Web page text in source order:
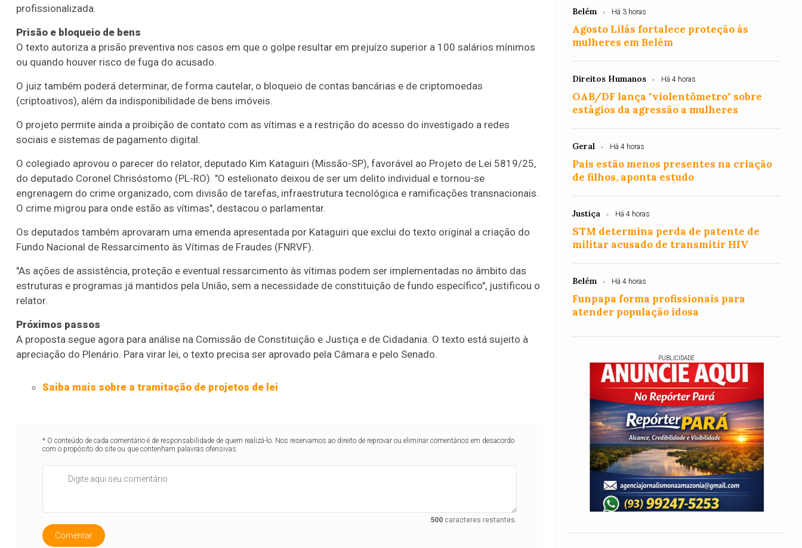
profissionalizada.
Prisão e bloqueio de bens
O texto autoriza a prisão preventiva nos casos em que o golpe resultar em prejuízo superior a 100 salários mínimos
ou quando houver risco de fuga do acusado.
O juiz também poderá determinar, de forma cautelar, o bloqueio de contas bancárias e de criptomoedas
(criptoativos), além da indisponibilidade de bens imóveis.
O projeto permite ainda a proibição de contato com as vítimas e a restrição do acesso do investigado a redes
sociais e sistemas de pagamento digital.
O colegiado aprovou o parecer do relator, deputado Kim Kataguiri (Missão-SP), favorável ao Projeto de Lei 5819/25,
do deputado Coronel Chrisóstomo (PL-RO). "O estelionato deixou de ser um delito individual e tornou-se
engrenagem do crime organizado, com divisão de tarefas, infraestrutura tecnológica e ramificações transnacionais.
O crime migrou para onde estão as vítimas", destacou o parlamentar.
Os deputados também aprovaram uma emenda apresentada por Kataguiri que exclui do texto original a criação do
Fundo Nacional de Ressarcimento às Vítimas de Fraudes (FNRVF).
"As ações de assistência, proteção e eventual ressarcimento às vítimas podem ser implementadas no âmbito das
estruturas e programas já mantidos pela União, sem a necessidade de constituição de fundo específico", justificou o
relator.
Próximos passos
A proposta segue agora para análise na Comissão de Constituição e Justiça e de Cidadania. O texto está sujeito à
apreciação do Plenário. Para virar lei, o texto precisa ser aprovado pela Câmara e pelo Senado.
Saiba mais sobre a tramitação de projetos de lei
* O conteúdo de cada comentário é de responsabilidade de quem realizá-lo. Nos reservamos ao direito de reprovar ou eliminar comentários em desacordo
com o propósito do site ou que contenham palavras ofensivas.
500caracteres restantes.
Comentar
Belém Há 3 horas
Agosto Lilás fortalece proteção às
mulheres em Belém
Direitos Humanos Há 4 horas
OAB/DF lança "violentômetro" sobre
estágios da agressão a mulheres
Geral Há 4 horas
Pais estão menos presentes na criação
de filhos, aponta estudo
Justiça Há 4 horas
STM determina perda de patente de
militar acusado de transmitir HIV
Belém Há 4 horas
Funpapa forma profissionais para
atender população idosa
PUBLICIDADE